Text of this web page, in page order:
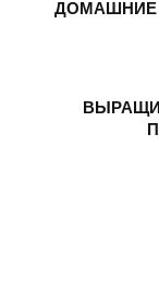
ДОМАШНИЕ